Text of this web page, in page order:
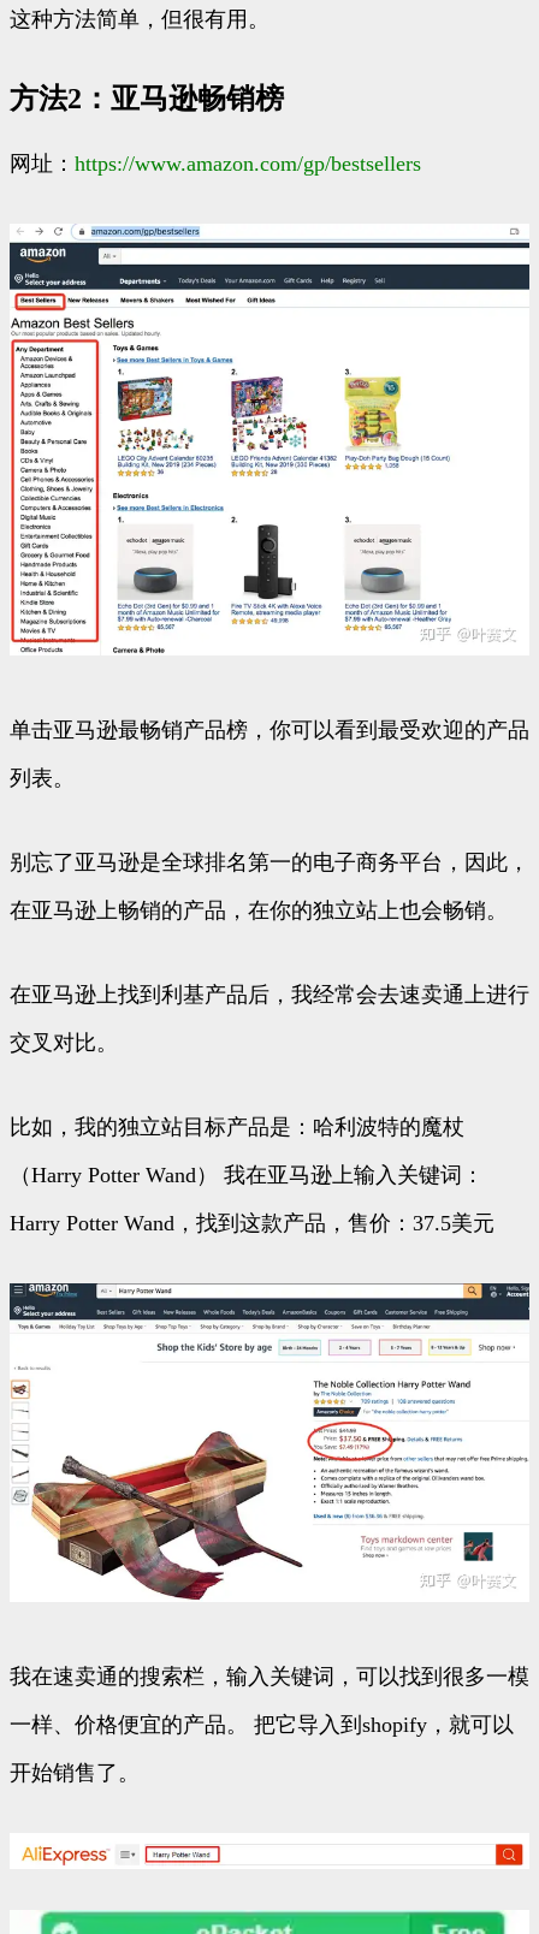
这种方法简单，但很有用。
方法2：亚马逊畅销榜
网址： https://www.amazon.com/gp/bestsellers
单击亚马逊最畅销产品榜，你可以看到最受欢迎的产品
列表。
别忘了亚马逊是全球排名第一的电子商务平台，因此，
在亚马逊上畅销的产品，在你的独立站上也会畅销。
在亚马逊上找到利基产品后，我经常会去速卖通上进行
交叉对比。
比如，我的独立站目标产品是：哈利波特的魔杖
（Harry Potter Wand） 我在亚马逊上输入关键词：
Harry Potter Wand，找到这款产品，售价：37.5美元
我在速卖通的搜索栏，输入关键词，可以找到很多一模
一样、价格便宜的产品。 把它导入到shopify，就可以
开始销售了。